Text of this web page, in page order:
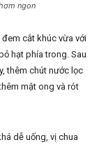
ngon
cắt khúc vừa với
hạt phía trong. Sau
thêm chút nước lọc
mật ong và rót
dễ uống, vị chua